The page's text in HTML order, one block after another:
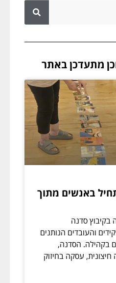
מתעדכן באתר
באנשים מתוך
סדנה
והעובדים הנותנים
בקהילה. הסדנה,
עסקה בחיזוק